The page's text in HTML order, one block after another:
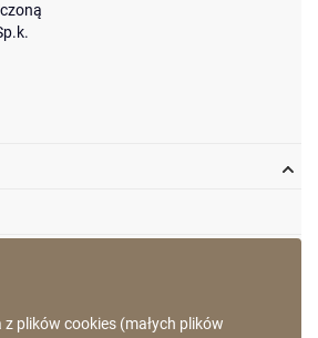
plików cookies (małych plików